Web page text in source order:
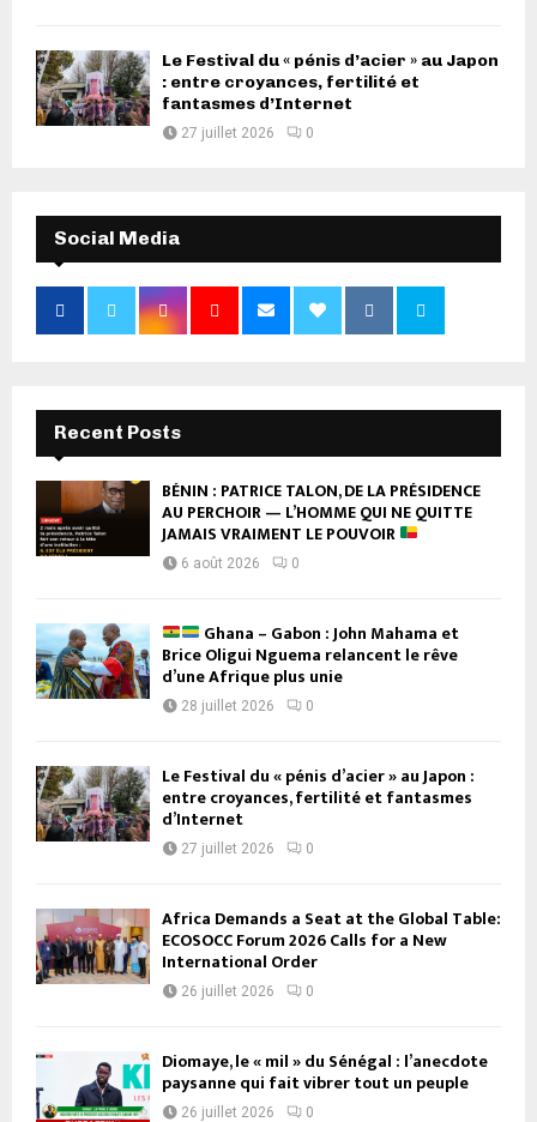
Le Festival du « pénis d’acier » au Japon
: entre croyances, fertilité et
fantasmes d’Internet
27 juillet 2026 0
Social Media
Recent Posts
BÉNIN : PATRICE TALON, DE LA PRÉSIDENCE
AU PERCHOIR — L’HOMME QUI NE QUITTE
JAMAIS VRAIMENT LE POUVOIR
6 août 2026 0
Ghana – Gabon : John Mahama et
Brice Oligui Nguema relancent le rêve
d’une Afrique plus unie
28 juillet 2026 0
Le Festival du « pénis d’acier » au Japon :
entre croyances, fertilité et fantasmes
d’Internet
27 juillet 2026 0
Africa Demands a Seat at the Global Table:
ECOSOCC Forum 2026 Calls for a New
International Order
26 juillet 2026 0
Diomaye, le « mil » du Sénégal : l’anecdote
paysanne qui fait vibrer tout un peuple
26 juillet 2026 0